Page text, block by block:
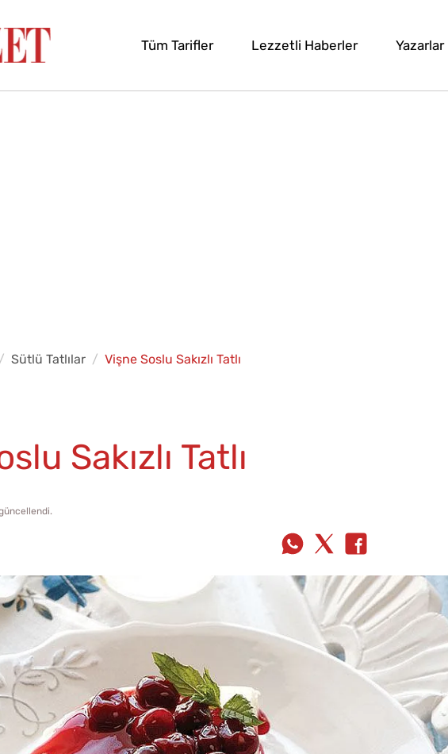
Tüm Tarifler Lezzetli Haberler Yazarlar
Sütlü Tatlılar Vişne Soslu Sakızlı Tatlı
Sakızlı Tatlı